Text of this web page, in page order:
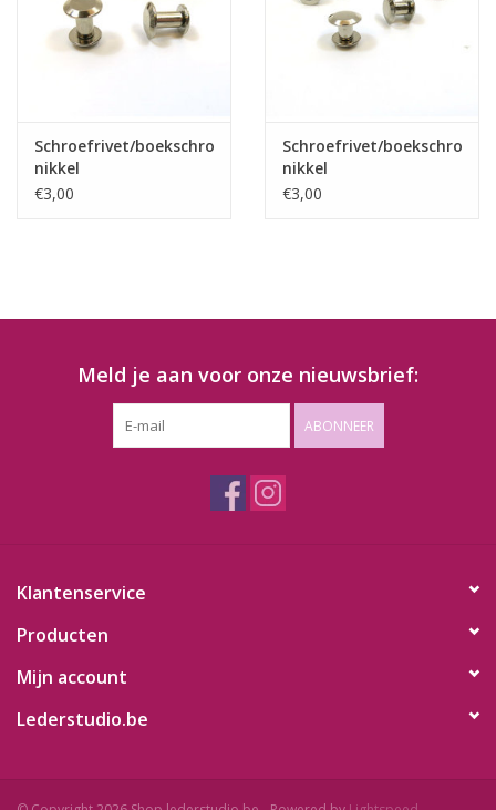
Schroefrivet/boekschroef
nikkel
€3,00
Schroefrivet/boekschroef
nikkel
€3,00
Meld je aan voor onze nieuwsbrief:
ABONNEER
Klantenservice
Producten
Mijn account
Lederstudio.be